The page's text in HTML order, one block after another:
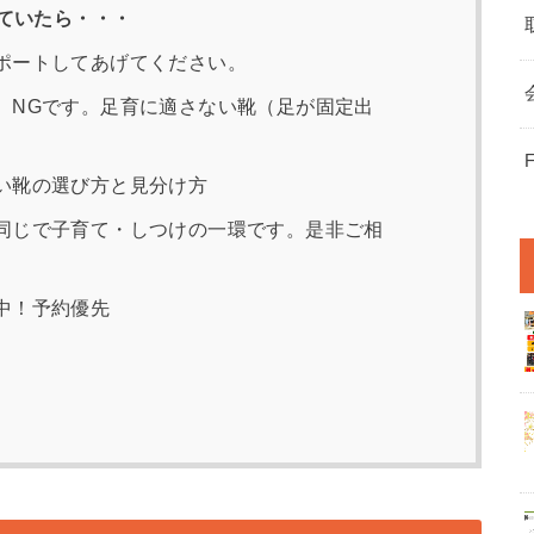
いたら・・・
トしてあげてください。
です。足育に適さない靴（足が固定出
靴の選び方と見分け方
で子育て・しつけの一環です。是非ご相
！予約優先